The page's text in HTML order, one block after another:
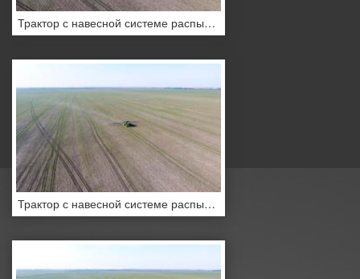
Трактор с навесной системе распыления пестицидов
Трактор с навесной системе распыления пестицидов